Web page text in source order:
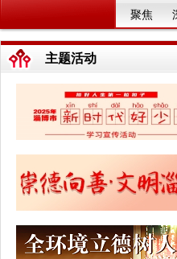
聚焦
主题活动